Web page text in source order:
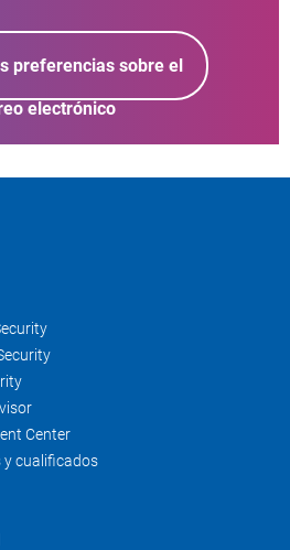
preferencias sobre el
electrónico
Center
cualificados